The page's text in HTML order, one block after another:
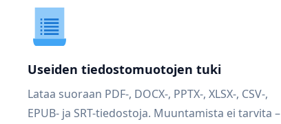
Useiden tiedostomuotojen tuki
Lataa suoraan PDF-, DOCX-, PPTX-, XLSX-, CSV-,
EPUB- ja SRT-tiedostoja. Muuntamista ei tarvita –